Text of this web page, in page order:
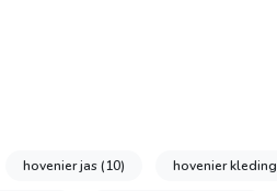
hovenier jas(10) hovenier kleding